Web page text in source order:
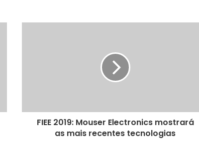
FIEE 2019: Mouser Electronics mostrará
as mais recentes tecnologias